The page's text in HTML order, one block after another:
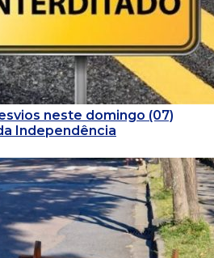
neste domingo (07)
Independência